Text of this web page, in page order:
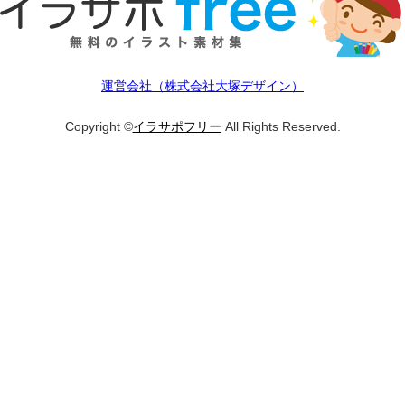
運営会社（株式会社大塚デザイン）
Copyright ©イラサポフリー All Rights Reserved.